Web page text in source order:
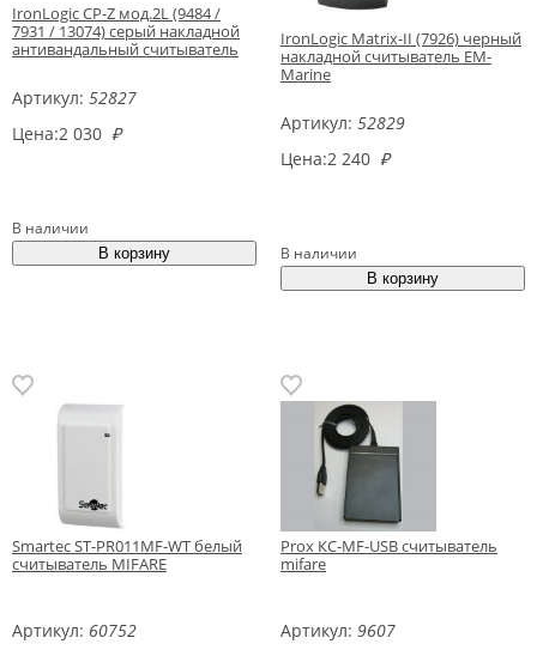
IronLogic CP-Z мод.2L (9484 /
7931 / 13074) серый накладной
антивандальный считыватель
Артикул: 52827
Цена:2 030 ₽
В наличии
IronLogic Matrix-II (7926) черный
накладной считыватель EM-
Marine
Артикул: 52829
Цена:2 240 ₽
В наличии
Smartec ST-PR011MF-WT белый
считыватель MIFARE
Артикул: 60752
Prox КС-MF-USB считыватель
mifare
Артикул: 9607